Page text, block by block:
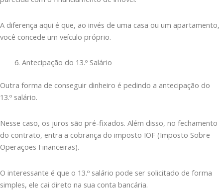
A diferença aqui é que, ao invés de uma casa ou um apartamento,
você concede um veículo próprio.
Antecipação do 13.º Salário
Outra forma de conseguir dinheiro é pedindo a antecipação do
13.º salário.
Nesse caso, os juros são pré-fixados. Além disso, no fechamento
do contrato, entra a cobrança do imposto IOF (Imposto Sobre
Operações Financeiras).
O interessante é que o 13.º salário pode ser solicitado de forma
simples, ele cai direto na sua conta bancária.